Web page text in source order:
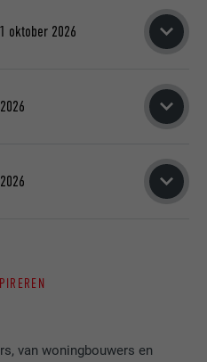
oktober 2026
van woningbouwers en